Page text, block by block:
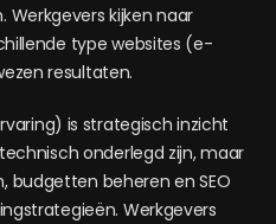
kijken naar
type websites (e-
resultaten.
is strategisch inzicht
onderlegd zijn, maar
budgetten beheren en SEO
Werkgevers